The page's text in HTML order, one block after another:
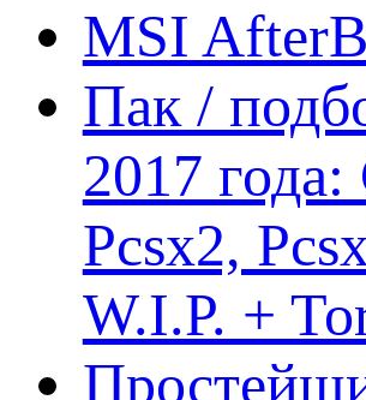
MSI
Пак /
2017
Pcsx2,
W.I.P. +